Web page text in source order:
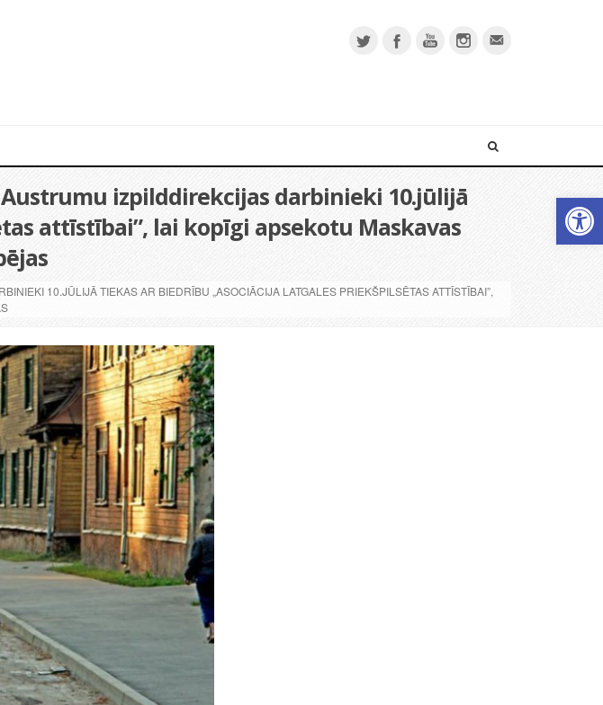
izpilddirekcijas darbinieki 10.jūlijā
attīstībai”, lai kopīgi apsekotu Maskavas
10.JŪLIJĀ TIEKAS AR BIEDRĪBU „ASOCIĀCIJA LATGALES PRIEKŠPILSĒTAS ATTĪSTĪBAI”,